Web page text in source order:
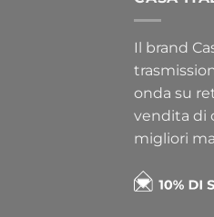
Il brand
onda su
vendita di
migliori